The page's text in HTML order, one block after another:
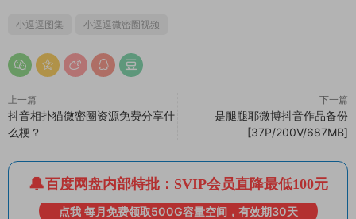
小逗逗图集 小逗逗微密圈视频
上一篇
抖音相扑猫微密圈资源免费分享什
么梗？
下一篇
是腿腿耶微博抖音作品备份
[37P/200V/687MB]
百度网盘内部特批：SVIP会员直降最低100元
点我 每月免费领取500G容量空间，有效期30天